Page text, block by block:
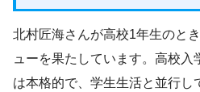
北村匠海さんが高校1年生のと
ューを果たしています。高校
は本格的で、学生生活と並行し